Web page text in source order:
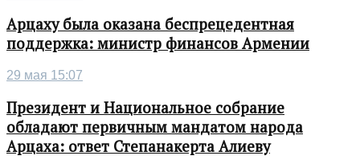
Арцаху была оказана беспрецедентная
поддержка: министр финансов Армении
29 мая 15:07
Президент и Национальное собрание
обладают первичным мандатом народа
Арцаха: ответ Степанакерта Алиеву